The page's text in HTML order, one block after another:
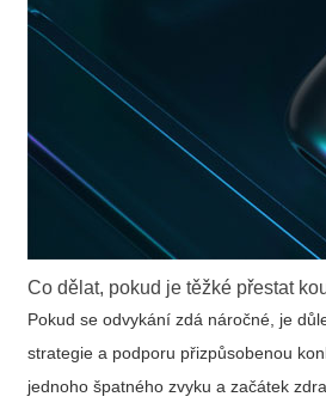
Co dělat, pokud je těžké přestat
Pokud se odvykání zdá náročné, je
strategie a podporu přizpůsobenou
jednoho špatného zvyku a začátek